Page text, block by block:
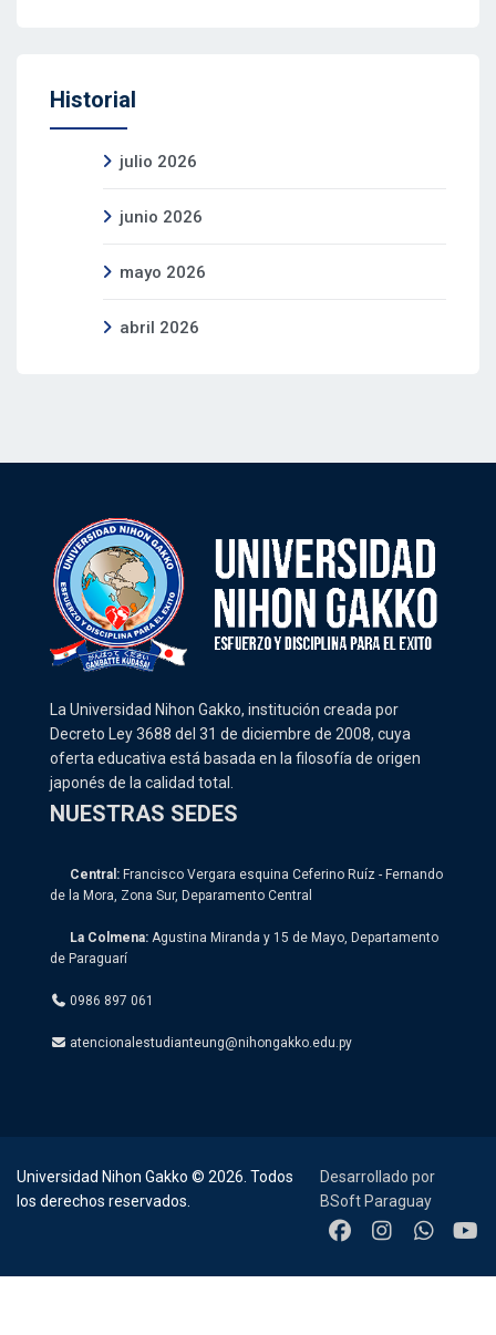
Historial
julio 2026
junio 2026
mayo 2026
abril 2026
La Universidad Nihon Gakko, institución creada por
Decreto Ley 3688 del 31 de diciembre de 2008, cuya
oferta educativa está basada en la filosofía de origen
japonés de la calidad total.
NUESTRAS SEDES
Central: Francisco Vergara esquina Ceferino Ruíz - Fernando
de la Mora, Zona Sur, Deparamento Central
La Colmena: Agustina Miranda y 15 de Mayo, Departamento
de Paraguarí
0986 897 061
atencionalestudianteung@nihongakko.edu.py
Universidad Nihon Gakko © 2026. Todos
los derechos reservados.
Desarrollado por
BSoft Paraguay